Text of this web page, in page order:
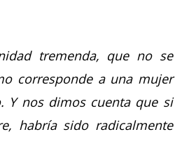
tremenda, que no se
corresponde a una mujer
Y nos dimos cuenta que si
habría sido radicalmente